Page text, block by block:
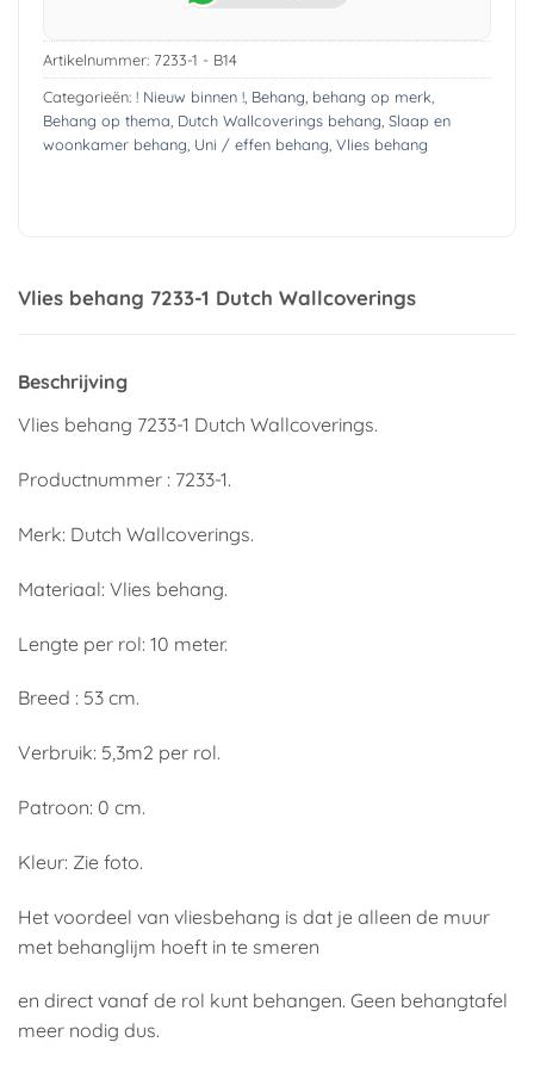
Artikelnummer: 7233-1 - B14
Categorieën: ! Nieuw binnen !, Behang behang op merk
Behang op thema Dutch Wallcoverings behang Slaap en
woonkamer behang Uni / effen behang Vlies behang
Vlies behang 7233-1 Dutch Wallcoverings
Beschrijving
Vlies behang 7233-1 Dutch Wallcoverings.
Productnummer : 7233-1.
Merk: Dutch Wallcoverings.
Materiaal: Vlies behang.
Lengte per rol: 10 meter.
Breed : 53 cm.
Verbruik: 5,3m2 per rol.
Patroon: 0 cm.
Kleur: Zie foto.
Het voordeel van vliesbehang is dat je alleen de muur
met behanglijm hoeft in te smeren
en direct vanaf de rol kunt behangen. Geen behangtafel
meer nodig dus.